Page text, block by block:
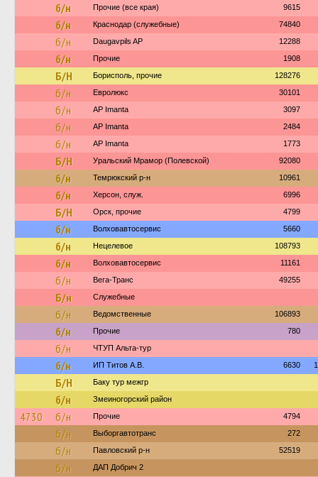
б/н Прочие (все края) 9615
б/н Краснодар (служебные) 74840
б/н Daugavpils AP 12288
б/н Прочие 1908
Б/Н Борисполь, прочие 128276
б/н Евролюкс 30101
б/н AP Imanta 3097
б/н AP Imanta 2484
б/н AP Imanta 1773
Б/Н Уральский Мрамор (Полевской) 92080
б/н Темрюкский р-н 10961
б/н Херсон, служ. 6996
Б/Н Орск, прочие 4799
б/н Волховавтосервис 5660
б/н Нецелевое 108793
б/н Волховавтосервис 11161
б/н Вега-Транс 49255
Б/н Служебные
б/н Ведомственные 106893
б/н Прочие 780
б/н ЧТУП Альта-тур
б/н ИП Титов А.В. 6630
Б/Н Баку тур межгр
б/н Змеиногорский район
4730 б/н Прочие 4794
б/н Выборгавтотранс 272
б/н Павловский р-н 52519
б/н ДАП Добрич 2